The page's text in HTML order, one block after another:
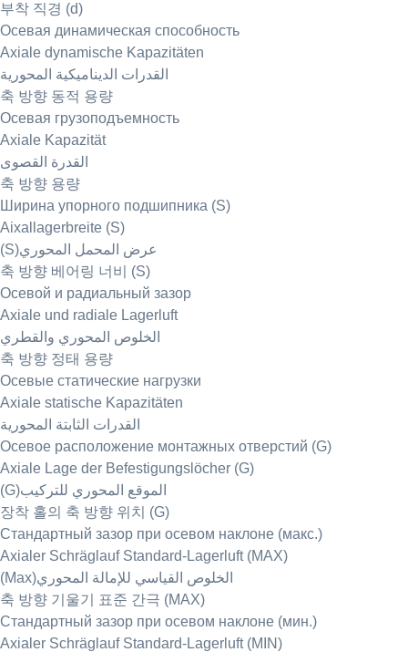
부착 직경 (d)
Осевая динамическая способность
Axiale dynamische Kapazitäten
القدرات الديناميكية المحورية
축 방향 동적 용량
Осевая грузоподъемность
Axiale Kapazität
القدرة القصوى
축 방향 용량
Ширина упорного подшипника (S)
Aixallagerbreite (S)
(S)عرض المحمل المحوري
축 방향 베어링 너비 (S)
Осевой и радиальный зазор
Axiale und radiale Lagerluft
الخلوص المحوري والقطري
축 방향 정태 용량
Осевые статические нагрузки
Axiale statische Kapazitäten
القدرات الثابتة المحورية
Осевое расположение монтажных отверстий (G)
Axiale Lage der Befestigungslöcher (G)
(G)الموقع المحوري للتركيب
장착 홀의 축 방향 위치 (G)
Стандартный зазор при осевом наклоне (макс.)
Axialer Schräglauf Standard-Lagerluft (MAX)
(Max)الخلوص القياسي للإمالة المحوري
축 방향 기울기 표준 간극 (MAX)
Стандартный зазор при осевом наклоне (мин.)
Axialer Schräglauf Standard-Lagerluft (MIN)